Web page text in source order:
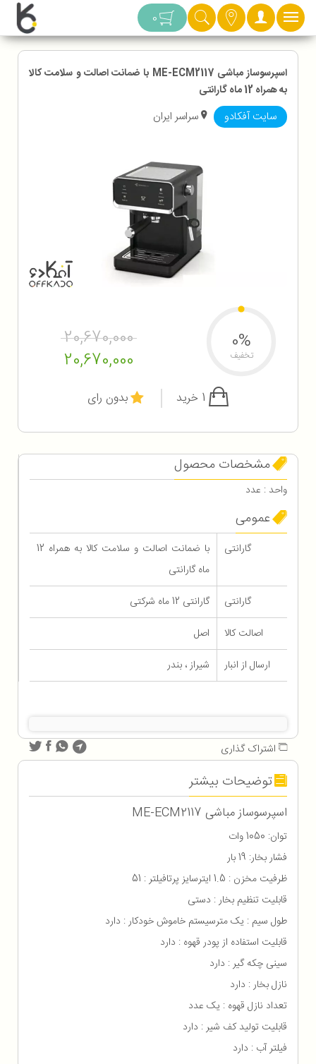
دسته بندی 0
اسپرسوساز مباشی ME-ECM2117 با ضمانت اصالت و سلامت کالا
به همراه 12 ماه گارانتی
سایت آفکادو سراسر ایران
20,670,000
20,670,000
0%
تخفیف
بدون رای
مشخصات محصول
واحد : عدد
عمومی
گارانتی
با ضمانت اصالت و سلامت کالا به همراه 12
ماه گارانتی
گارانتی
گارانتی 12 ماه شرکتی
اصالت کالا
اصل
ارسال از انبار
شیراز ، بندر
اشتراک گذاری
توضیحات بیشتر
اسپرسوساز مباشی ME-ECM2117
توان: 1050 وات
فشار بخار: 19 بار
ظرفیت مخزن : 1.5 ایترسایز پرتافیلتر : 51
قابلیت تنظیم بخار : دستی
طول سیم : یک مترسیستم خاموش خودکار : دارد
قابلیت استفاده از پودر قهوه : دارد
سینی چکه گیر : دارد
نازل بخار : دارد
تعداد نازل قهوه : یک عدد
قابلیت تولید کف شیر : دارد
فیلتر آب : دارد